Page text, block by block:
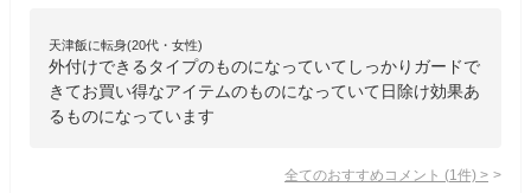
天津飯に転身(20代・女性)
外付けできるタイプのものになっていてしっかりガードで
きてお買い得なアイテムのものになっていて日除け効果あ
るものになっています
全てのおすすめコメント (1 件) >